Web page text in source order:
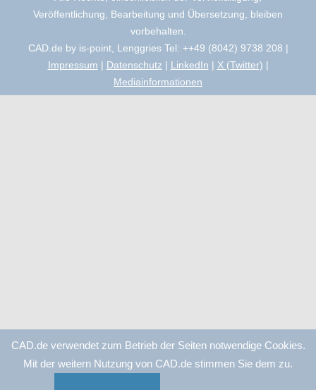
Veröffentlichung, Bearbeitung und Übersetzung, bleiben
vorbehalten.
CAD.de by is-point, Lenggries Tel: ++49 (8042) 9738 208 |
Impressum | Datenschutz | LinkedIn | X (Twitter) |
Mediainformationen
CAD.de verwendet zum Betrieb der Seiten notwendige Cookies.
Mit der weitern Nutzung von CAD.de stimmen Sie dem zu.